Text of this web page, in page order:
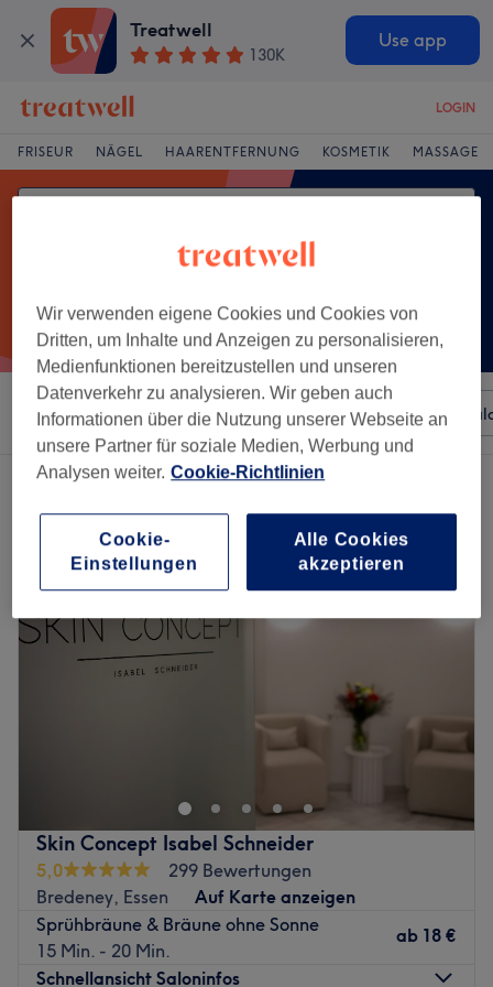
Treatwell
130K
Use app
LOGIN
FRISEUR NÄGEL HAARENTFERNUNG KOSMETIK MASSAGE
Sortieren nach Beliebiger Preis Besonderheiten
Ein Salon, der anbietet:
Skin Concept Isabel Schneider
5,0
299 Bewertungen
Bredeney, Essen
Auf Karte anzeigen
Sprühbräune & Bräune ohne Sonne
15 Min. - 20 Min.
ab 18 €
Schnellansicht Saloninfos
Wir verwenden eigene Cookies und Cookies von
Dritten, um Inhalte und Anzeigen zu personalisieren,
Medienfunktionen bereitzustellen und unseren
Datenverkehr zu analysieren. Wir geben auch
Informationen über die Nutzung unserer Webseite an
unsere Partner für soziale Medien, Werbung und
Analysen weiter. Cookie-Richtlinien
Cookie-
Einstellungen
Alle Cookies
akzeptieren